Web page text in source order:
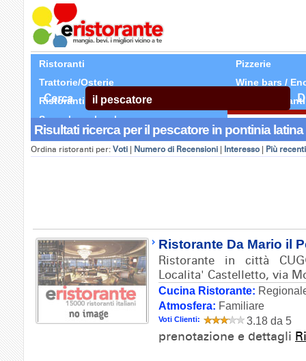
Ristoranti
Pizzerie
Trattorie/Osterie
Wine bars /
Ristoranti Etnici
Tutti Ristoranti
Segnala un locale
Cerca
Risultati ricerca per il pescatore in pontinia latina
Ordina ristoranti per: Voti Numero di Recensioni Interesso Più recenti
Ristorante Da Mario il
Ristorante in città
Localita' Castelletto, via
Cucina Ristorante:
Atmosfera: Familiare
Voti Clienti: 3.18 da 5
prenotazione e dettagli